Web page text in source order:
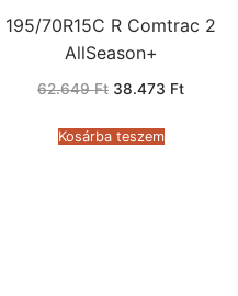
195/70R15C R Comtrac 2
AllSeason+
62.649Ft Original
62.649 Ft.
38.473 FtCurrent
Kosárba teszem